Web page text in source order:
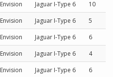
Envision Jaguar I-Type 6
10
Envision Jaguar I-Type 6
5
Envision Jaguar I-Type 6
6
Envision Jaguar I-Type 6
4
Envision Jaguar I-Type 6
6